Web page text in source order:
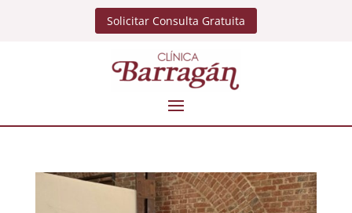
Solicitar Consulta Gratuita